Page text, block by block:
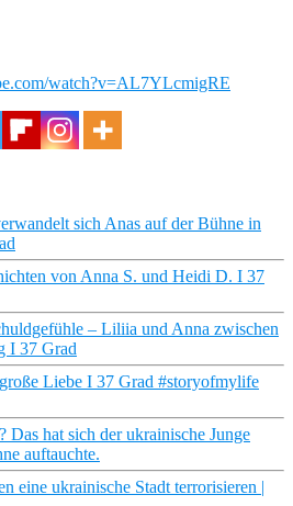
watch?v=AL7YLcmigRE
sich Anas auf der Bühne in
von Anna S. und Heidi D. I 37
– Liliia und Anna zwischen
I 37 Grad
Liebe I 37 Grad #storyofmylife
Das hat sich der ukrainische Junge
auftauchte.
eine ukrainische Stadt terrorisieren |